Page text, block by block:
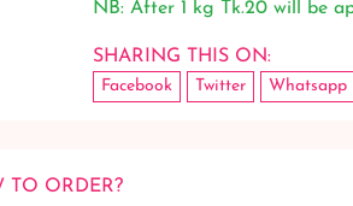
NB: After 1 kg Tk.20 will be
SHARING THIS ON:
Facebook Twitter Whatsapp
TO ORDER?